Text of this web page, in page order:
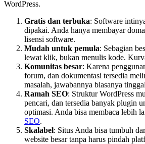
WordPress.
Gratis dan terbuka: Software
dipakai. Anda hanya membayar
lisensi software.
Mudah untuk pemula: Sebagian
lewat klik, bukan menulis kode.
Komunitas besar: Karena
forum, dan dokumentasi tersedia
masalah, jawabannya biasanya
Ramah SEO: Struktur WordPress
pencari, dan tersedia banyak plugin
optimasi. Anda bisa membaca lebih
SEO.
Skalabel: Situs Anda bisa tumbuh
website besar tanpa harus pindah